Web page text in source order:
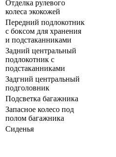
Отделка рулевого
колеса экокожей
Передний подлокотник
с боксом для хранения
и подстаканниками
Задний центральный
подлокотник с
подстаканниками
Задгний центральный
подголовник
Подсветка багажника
Запасное колесо под
полом багажника
Сиденья